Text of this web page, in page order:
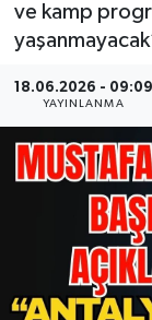
ve kamp
18.06.2026 - 09:09
YAYINLANMA
Kültür &
Magazin
Resmi İlan
Sağlık &
Siyaset
Spor